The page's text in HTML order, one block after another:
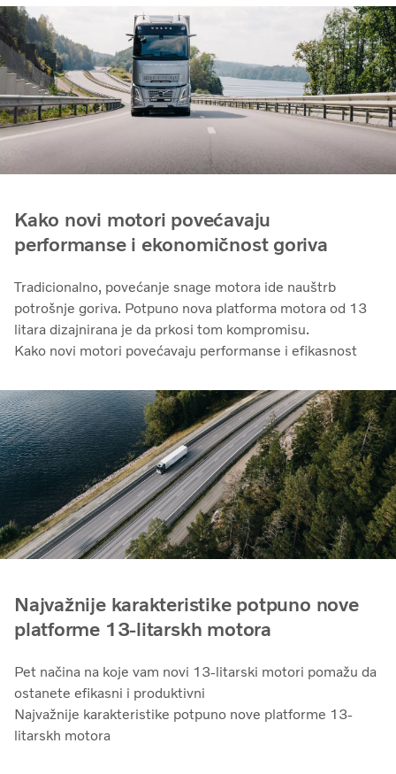
Kako novi motori povećavaju
performanse i ekonomičnost goriva
Tradicionalno, povećanje snage motora ide nauštrb
potrošnje goriva. Potpuno nova platforma motora od 13
litara dizajnirana je da prkosi tom kompromisu.
Kako novi motori povećavaju performanse i efikasnost
Najvažnije karakteristike potpuno nove
platforme 13-litarskh motora
Pet načina na koje vam novi 13-litarski motori pomažu da
ostanete efikasni i produktivni
Najvažnije karakteristike potpuno nove platforme 13-
litarskh motora